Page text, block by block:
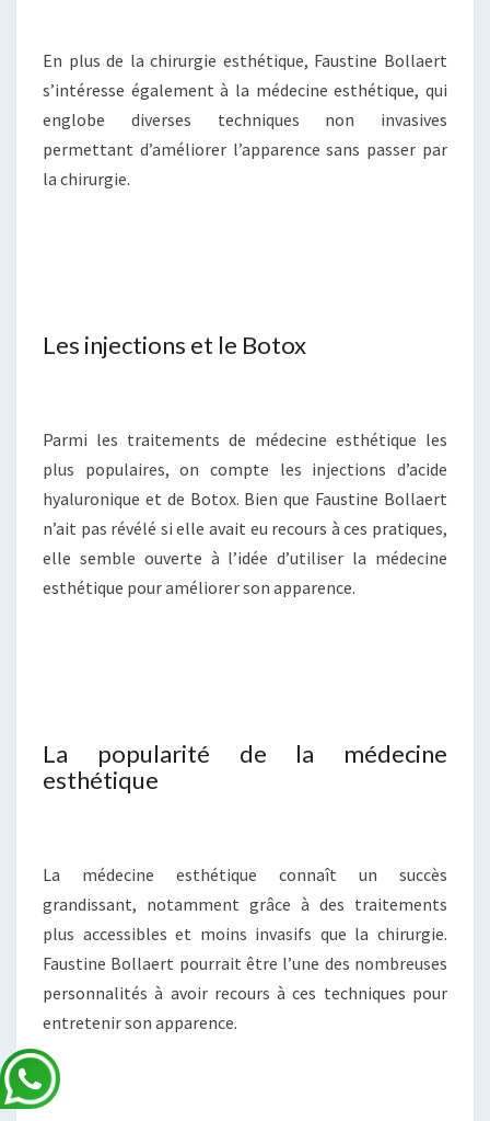
En plus de la chirurgie esthétique, Faustine Bollaert
s’intéresse également à la médecine esthétique, qui
englobe diverses techniques non invasives
permettant d’améliorer l’apparence sans passer par
la chirurgie.
Les injections et le Botox
Parmi les traitements de médecine esthétique les
plus populaires, on compte les injections d’acide
hyaluronique et de Botox. Bien que Faustine Bollaert
n’ait pas révélé si elle avait eu recours à ces pratiques,
elle semble ouverte à l’idée d’utiliser la médecine
esthétique pour améliorer son apparence.
La popularité de la médecine
esthétique
La médecine esthétique connaît un succès
grandissant, notamment grâce à des traitements
plus accessibles et moins invasifs que la chirurgie.
Faustine Bollaert pourrait être l’une des nombreuses
personnalités à avoir recours à ces techniques pour
entretenir son apparence.